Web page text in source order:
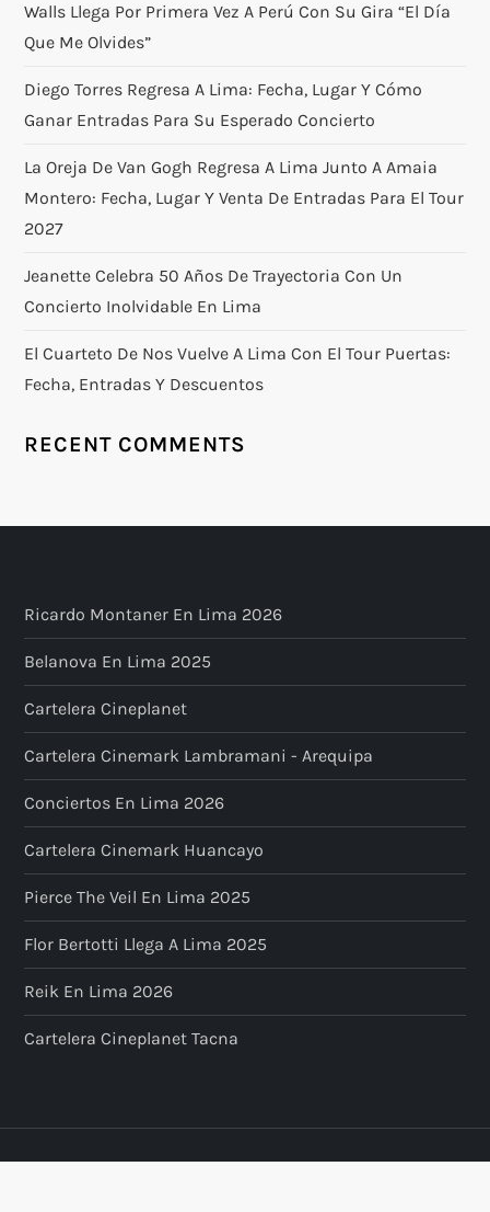
Walls Llega Por Primera Vez A Perú Con Su Gira “El Día
Que Me Olvides”
Diego Torres Regresa A Lima: Fecha, Lugar Y Cómo
Ganar Entradas Para Su Esperado Concierto
La Oreja De Van Gogh Regresa A Lima Junto A Amaia
Montero: Fecha, Lugar Y Venta De Entradas Para El Tour
2027
Jeanette Celebra 50 Años De Trayectoria Con Un
Concierto Inolvidable En Lima
El Cuarteto De Nos Vuelve A Lima Con El Tour Puertas:
Fecha, Entradas Y Descuentos
RECENT COMMENTS
Ricardo Montaner En Lima 2026
Belanova En Lima 2025
Cartelera Cineplanet
Cartelera Cinemark Lambramani - Arequipa
Conciertos En Lima 2026
Cartelera Cinemark Huancayo
Pierce The Veil En Lima 2025
Flor Bertotti Llega A Lima 2025
Reik En Lima 2026
Cartelera Cineplanet Tacna